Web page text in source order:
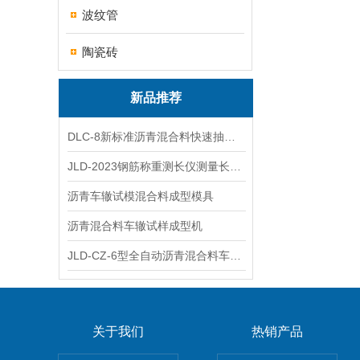
波纹管
陶瓷砖
新品推荐
沥青车辙试模混合料成型模具
沥青混合料车辙试样成型机
关于我们 热销产品